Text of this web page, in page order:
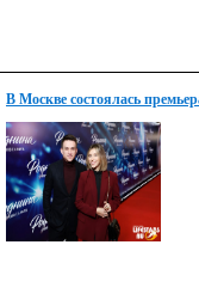
В Москве состоялась